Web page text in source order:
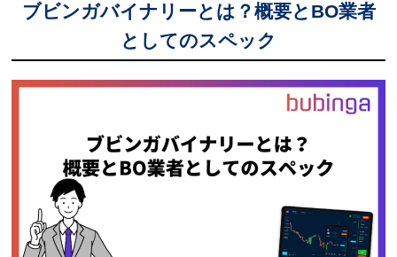
4.1 ブビンガバイナリーでボーナスを受け取る方法と
4.2ブビンガバイナリーでボーナスをフル活用する方
法
ブビンガバイナリーでオプション取引をする方法
と手順
5.2ブビンガバイナリーでインジケーターを表示させ
る方法と手順
5.3ブビンガバイナリーで取引シグナルツールを利用
ブビンガバイナリーとは？概要とBO業者
としてのスペック